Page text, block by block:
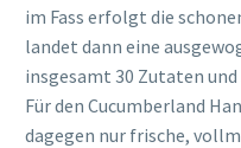
im Fass erfolgt die
landet dann eine
insgesamt 30 Zutaten
Für den Cucumberland
dagegen nur frische,